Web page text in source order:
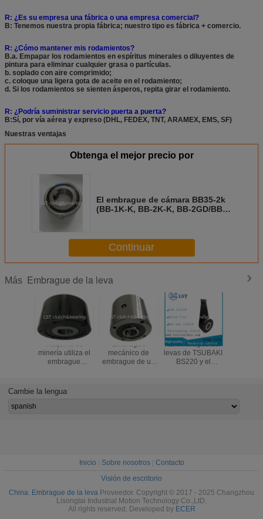
R: ¿Es su empresa una fábrica o una empresa comercial?
B: Tenemos nuestra propia fábrica; nuestro tipo es fábrica + comercio.
R: ¿Cómo mantener mis rodamientos?
B.a. Empapar los rodamientos en espíritus minerales o diluyentes de
pintura para eliminar cualquier grasa o partículas.
b. soplado con aire comprimido;
c. coloque una ligera gota de aceite en el rodamiento;
d. Si los rodamientos se sienten ásperos, repita girar el rodamiento.
R: ¿Podría suministrar servicio puerta a puerta?
B:Sí, por vía aérea y expreso (DHL, FEDEX, TNT, ARAMEX, EMS, SF)
Nuestras ventajas
Obtenga el mejor precio por
El embrague de cámara BB35-2k
(BB-1K-K, BB-2K-K, BB-2GD/BB-
Continuar
Más Embrague de la leva
minería utiliza el
embrague
TSUBAKI BS160
embrague de
Embrague
mecánico de
embrague de un
El embrague de
levas de TSUBAKI
BS220 y el
Cambie la lengua
Inicio Sobre nosotros| Contacto
Visión de escritorio
China. Embrague de la leva Proveedor. Copyright © 2017 - 2025 Changzhou
Lisongtai Industrial Motion Technology Co.,LtD.
All rights reserved. Developed by ECER